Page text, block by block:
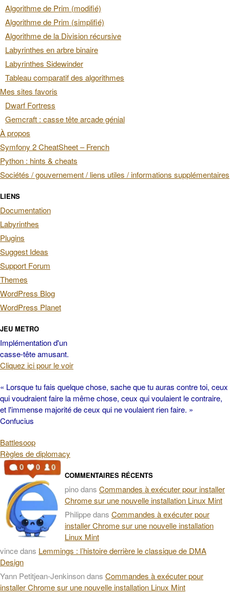
Algorithme de Prim (modifié)
Algorithme de Prim (simplifié)
Algorithme de la Division récursive
Labyrinthes en arbre binaire
Labyrinthes Sidewinder
Tableau comparatif des algorithmes
Mes sites favoris
Dwarf Fortress
Gemcraft : casse tête arcade génial
À propos
Symfony 2 CheatSheet – French
Python : hints & cheats
Sociétés / gouvernement / liens utiles / informations supplémentaires
LIENS
Documentation
Labyrinthes
Plugins
Suggest Ideas
Support Forum
Themes
WordPress Blog
WordPress Planet
JEU METRO
Implémentation d'un
casse-tête amusant.
Cliquez ici pour le voir
« Lorsque tu fais quelque chose, sache que tu auras contre toi, ceux
qui voudraient faire la même chose, ceux qui voulaient le contraire,
et l'immense majorité de ceux qui ne voulaient rien faire. »
Confucius
Battlesoop
Règles de diplomacy
COMMENTAIRES RÉCENTS
pinodans Commandes à exécuter pour installer
Chrome sur une nouvelle installation Linux Mint
Philippedans Commandes à exécuter pour
installer Chrome sur une nouvelle installation
Linux Mint
vincedans Lemmings : l’histoire derrière le classique de DMA
Design
Yann Petitjean-Jenkinsondans Commandes à exécuter pour
installer Chrome sur une nouvelle installation Linux Mint